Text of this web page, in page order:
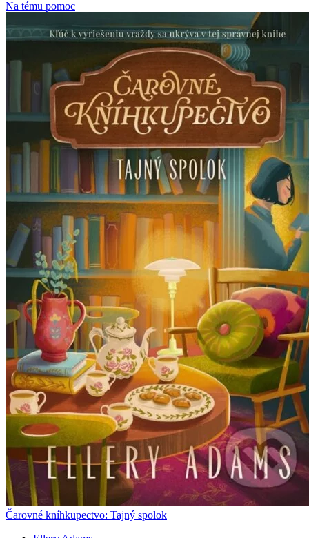
Na tému pomoc
Čarovné kníhkupectvo: Tajný spolok